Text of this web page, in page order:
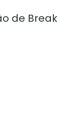
de Break